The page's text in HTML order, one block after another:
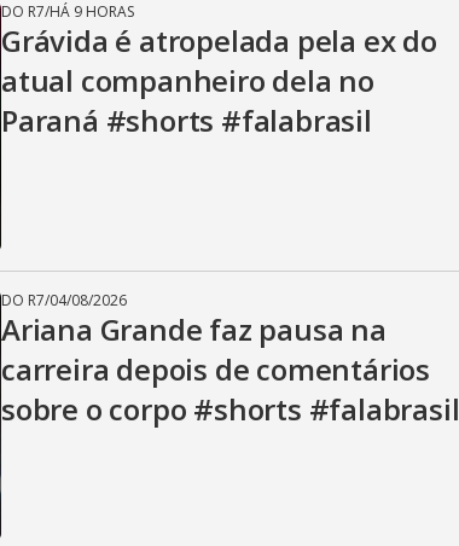
DO R7/HÁ 9 HORAS
Grávida é atropelada pela ex do
atual companheiro dela no
Paraná #shorts #falabrasil
DO R7/04/08/2026
Ariana Grande faz pausa na
carreira depois de comentários
sobre o corpo #shorts #falabrasil